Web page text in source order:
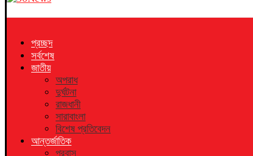
প্রচ্ছদ
সর্বশেষ
জাতীয়
অপরাধ
দুর্ঘটনা
রাজধানী
সারাবাংলা
বিশেষ প্রতিবেদন
আন্তর্জাতিক
প্রবাস